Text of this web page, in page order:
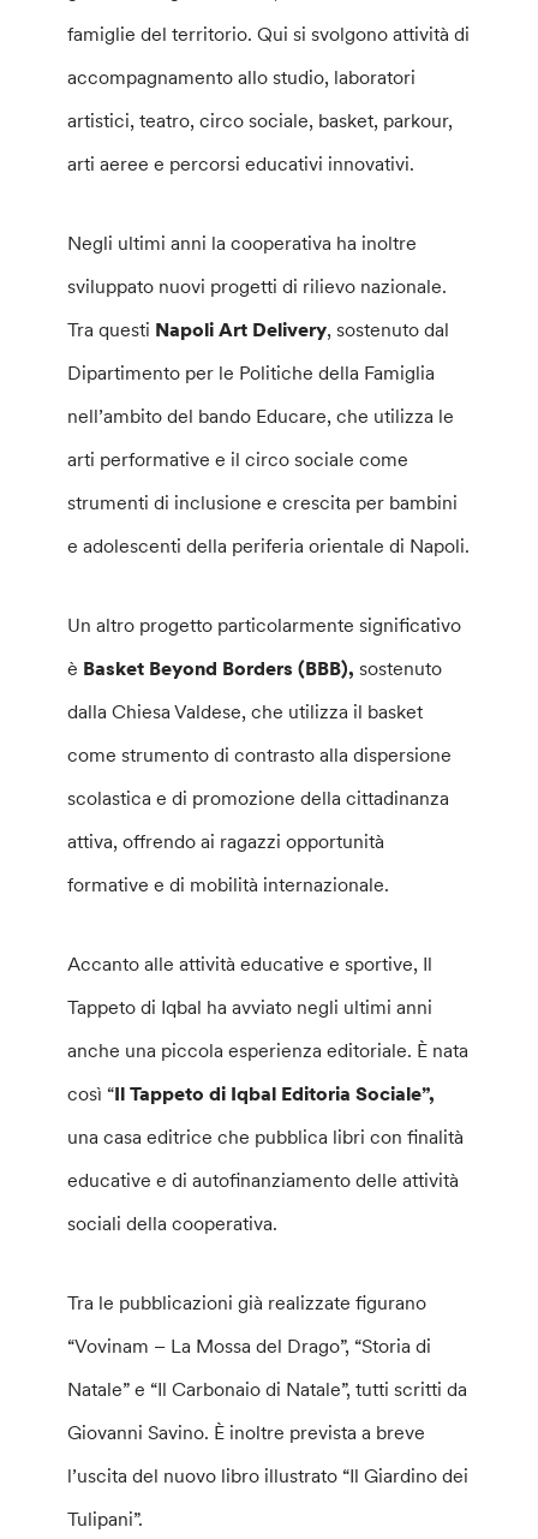
famiglie del territorio. Qui si svolgono attività di
accompagnamento allo studio, laboratori
artistici, teatro, circo sociale, basket, parkour,
arti aeree e percorsi educativi innovativi.
Negli ultimi anni la cooperativa ha inoltre
sviluppato nuovi progetti di rilievo nazionale.
Tra questi Napoli Art Delivery, sostenuto dal
Dipartimento per le Politiche della Famiglia
nell’ambito del bando Educare, che utilizza le
arti performative e il circo sociale come
strumenti di inclusione e crescita per bambini
e adolescenti della periferia orientale di Napoli.
Un altro progetto particolarmente significativo
è Basket Beyond Borders (BBB),sostenuto
dalla Chiesa Valdese, che utilizza il basket
come strumento di contrasto alla dispersione
scolastica e di promozione della cittadinanza
attiva, offrendo ai ragazzi opportunità
formative e di mobilità internazionale.
Accanto alle attività educative e sportive, Il
Tappeto di Iqbal ha avviato negli ultimi anni
anche una piccola esperienza editoriale. È nata
così “Il Tappeto di Iqbal Editoria Sociale”,
una casa editrice che pubblica libri con finalità
educative e di autofinanziamento delle attività
sociali della cooperativa.
Tra le pubblicazioni già realizzate figurano
“Vovinam – La Mossa del Drago”, “Storia di
Natale” e “Il Carbonaio di Natale”, tutti scritti da
Giovanni Savino. È inoltre prevista a breve
l’uscita del nuovo libro illustrato “Il Giardino dei
Tulipani”.